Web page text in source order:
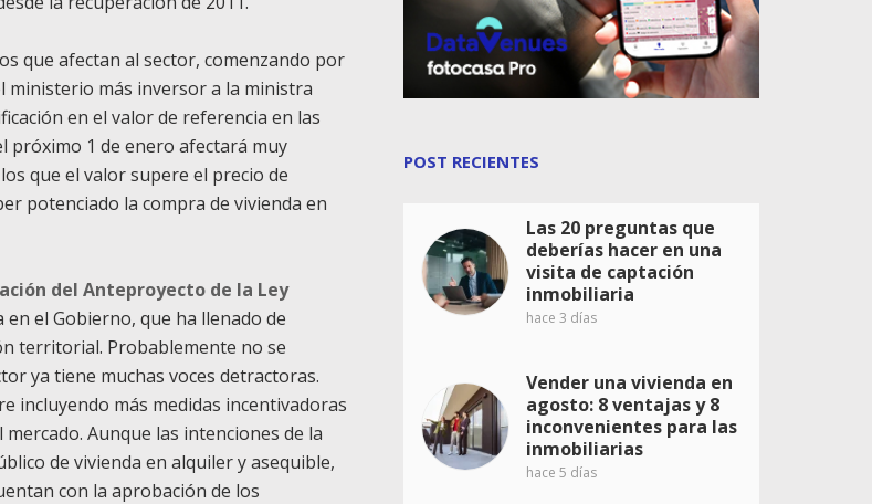
que afectan al sector, comenzando por
ministerio más inversor a la ministra
en el valor de referencia en las
1 de enero afectará muy
que el valor supere el precio de
potenciado la compra de vivienda en
del Anteproyecto de la Ley
el Gobierno, que ha llenado de
territorial. Probablemente no se
ya tiene muchas voces detractoras.
incluyendo más medidas incentivadoras
Aunque las intenciones de la
de vivienda en alquiler y asequible,
con la aprobación de los
POST RECIENTES
Las 20 preguntas que
deberías hacer en una
visita de captación
inmobiliaria
hace 3 días
Vender una vivienda en
agosto: 8 ventajas y 8
inconvenientes para las
inmobiliarias
hace 5 días